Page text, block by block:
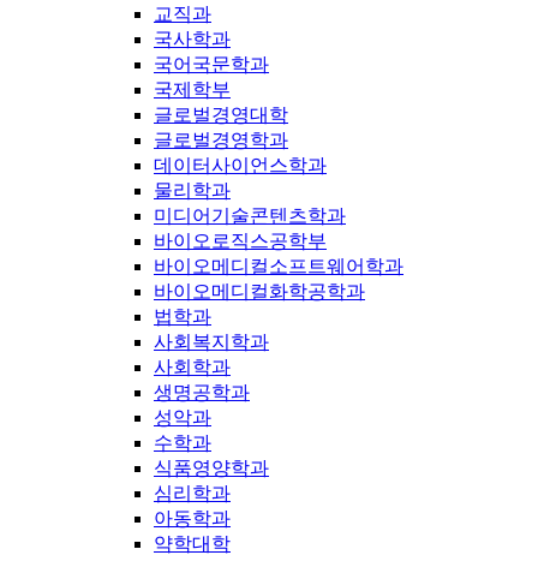
교직과
국사학과
국어국문학과
국제학부
글로벌경영대학
글로벌경영학과
데이터사이언스학과
물리학과
미디어기술콘텐츠학과
바이오로직스공학부
바이오메디컬소프트웨어학과
바이오메디컬화학공학과
법학과
사회복지학과
사회학과
생명공학과
성악과
수학과
식품영양학과
심리학과
아동학과
약학대학